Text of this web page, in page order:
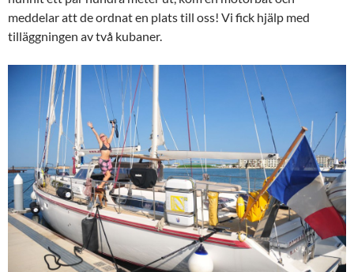
meddelar att de ordnat en plats till oss! Vi fick hjälp med
tilläggningen av två kubaner.